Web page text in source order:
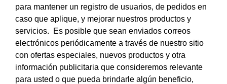
para mantener un registro de usuarios, de pedidos en
caso que aplique, y mejorar nuestros productos y
servicios. Es posible que sean enviados correos
electrónicos periódicamente a través de nuestro sitio
con ofertas especiales, nuevos productos y otra
información publicitaria que consideremos relevante
para usted o que pueda brindarle algún beneficio,